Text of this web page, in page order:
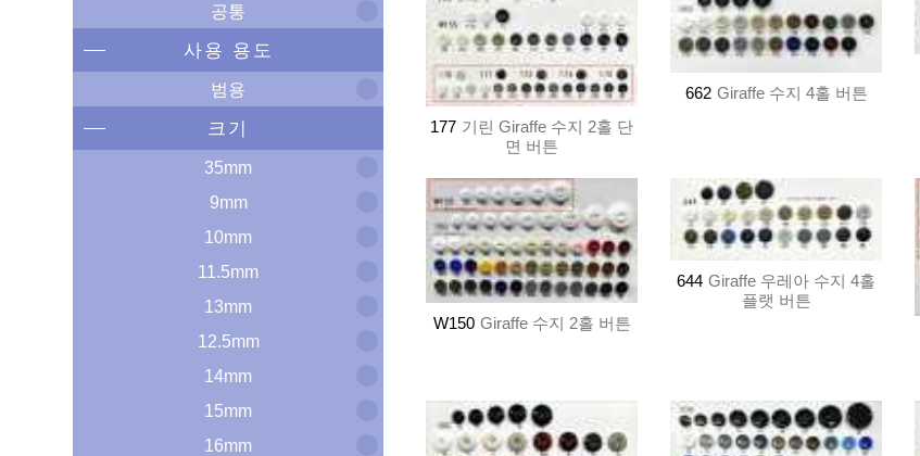
공통
사용 용도
범용
크기
35mm
9mm
10mm
11.5mm
13mm
12.5mm
14mm
15mm
16mm
177 기린 Giraffe 수지 2홀 단
면 버튼
662 Giraffe 수지 4홀 버튼
W150 Giraffe 수지 2홀 버튼
644 Giraffe 우레아 수지 4홀
플랫 버튼